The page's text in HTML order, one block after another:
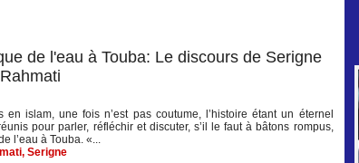
de l'eau à Touba: Le discours de Serigne
islam, une fois n’est pas coutume, l’histoire étant un éternel
pour parler, réfléchir et discuter, s’il le faut à bâtons rompus,
l’eau à Touba. «...
, Serigne